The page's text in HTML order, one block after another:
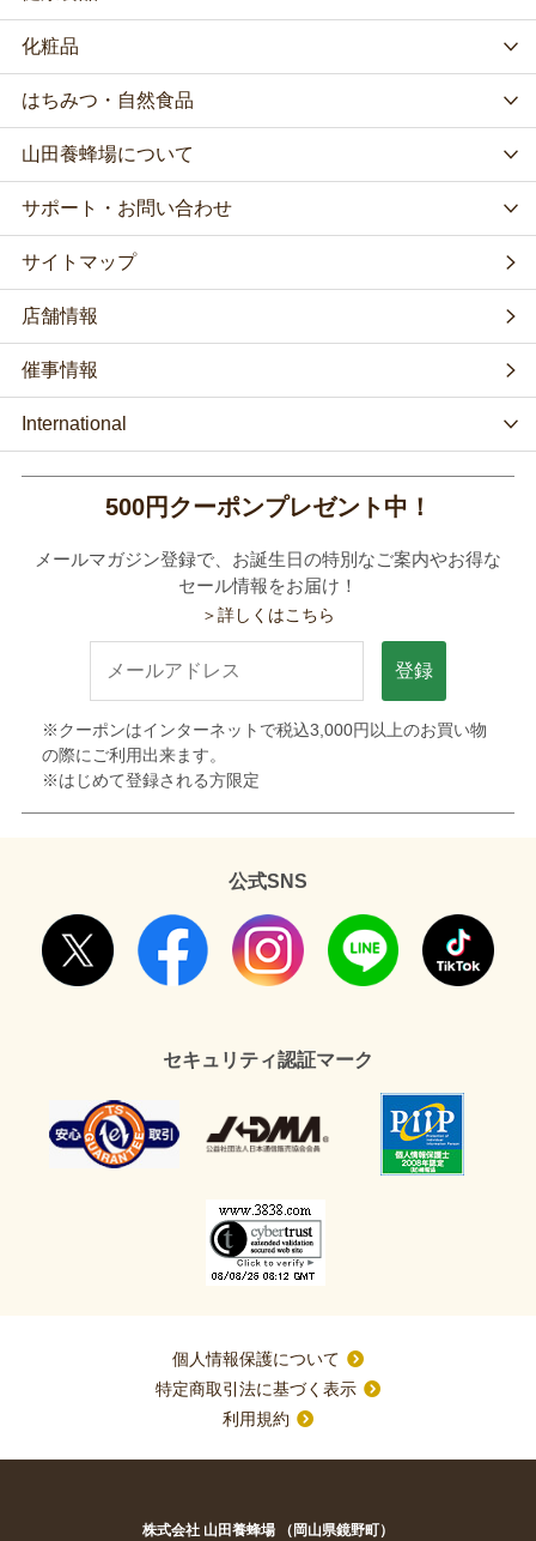
化粧品
はちみつ・自然食品
山田養蜂場について
サポート・お問い合わせ
サイトマップ
店舗情報
催事情報
International
500円クーポンプレゼント中！
メールマガジン登録で、お誕生日の特別なご案内やお得な
セール情報をお届け！
＞詳しくはこちら
登録
※クーポンはインターネットで税込3,000円以上のお買い物
の際にご利用出来ます。
※はじめて登録される方限定
公式SNS
セキュリティ認証マーク
個人情報保護について
特定商取引法に基づく表示
利用規約
株式会社 山田養蜂場 （岡山県鏡野町）